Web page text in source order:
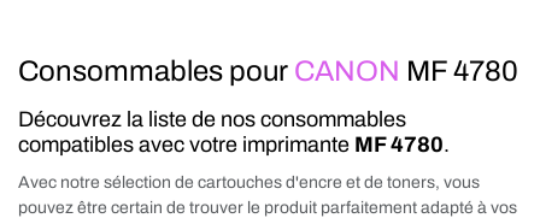
Consommables pour CANON MF 4780
Découvrez la liste de nos consommables
compatibles avec votre imprimante MF 4780.
Avec notre sélection de cartouches d'encre et de toners, vous
pouvez être certain de trouver le produit parfaitement adapté à vos